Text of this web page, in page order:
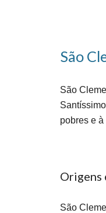
São
São
pobres e
Origens
São